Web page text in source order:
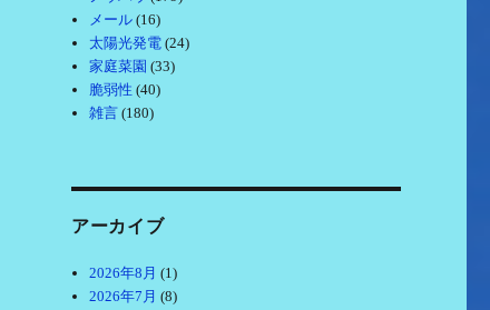
メール (16)
太陽光発電 (24)
家庭菜園 (33)
脆弱性 (40)
雑言 (180)
アーカイブ
2026年8月 (1)
2026年7月 (8)